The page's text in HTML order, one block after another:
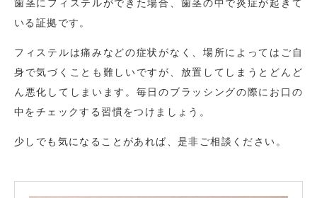
歯茎にフィステルができた場合、歯茎の中で炎症が起きて
いる証拠です。
フィステルは痛みなどの症状がなく、場所によってはご自
身で気づくことも難しいですが、放置してしまうとどんど
ん悪化してしまいます。毎日のブラッシングの際にお口の
中をチェックする習慣をつけましょう。
少しでも気になることがあれば、是非ご相談ください。